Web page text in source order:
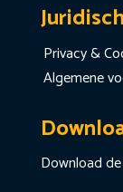
Juridisch
Privacy &
Algemene
Download